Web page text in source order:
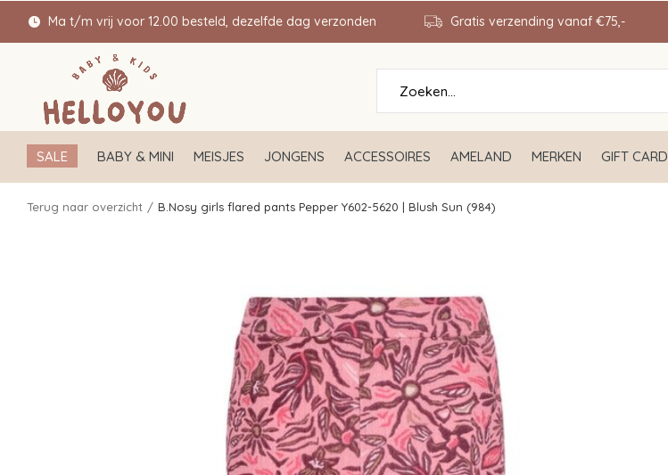
SALE BABY & MINI MEISJES JONGENS ACCESSOIRES AMELAND MERKEN GIFT CARD
Ma t/m vrij voor 12.00 besteld, dezelfde dag verzonden Gratis verzending vanaf €75,-
Terug naar overzicht B.Nosy girls flared pants Pepper Y602-5620 | Blush Sun (984)